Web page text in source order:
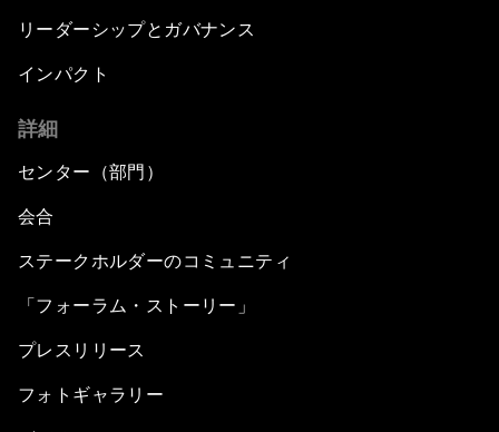
リーダーシップとガバナンス
インパクト
詳細
センター（部門）
会合
ステークホルダーのコミュニティ
「フォーラム・ストーリー」
プレスリリース
フォトギャラリー